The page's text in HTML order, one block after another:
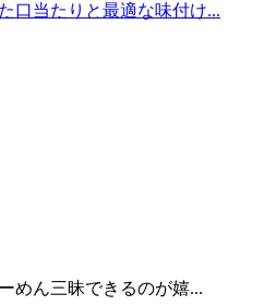
口当たりと最適な味付け...
めん三昧できるのが嬉...